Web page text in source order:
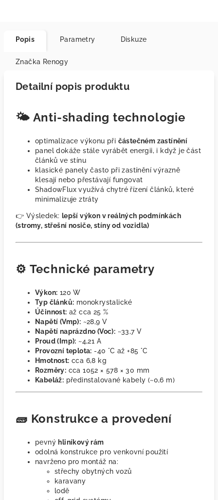
Popis Parametry Diskuze
Značka Renogy
Detailní popis produktu
🌤️ Anti-shading technologie
optimalizace výkonu při částečném zastínění
panel dokáže stále vyrábět energii, i když je část
článků ve stínu
klasické panely často při zastínění výrazně
klesají nebo přestávají fungovat
ShadowFlux využívá chytré řízení článků, které
minimalizuje ztráty
👉 Výsledek: lepší výkon v reálných podmínkách
(stromy, střešní nosiče, stíny od vozidla)
⚙️ Technické parametry
Výkon: 120 W
Typ článků: monokrystalické
Účinnost: až cca 25 %
Napětí (Vmp): ~28,9 V
Napětí naprázdno (Voc): ~33,7 V
Proud (Imp): ~4,21 A
Provozní teplota: -40 °C až +85 °C
Hmotnost: cca 6,8 kg
Rozměry: cca 1052 × 578 × 30 mm
Kabeláž: předinstalované kabely (~0,6 m)
🧱 Konstrukce a provedení
pevný hliníkový rám
odolná konstrukce pro venkovní použití
navrženo pro montáž na:
střechy obytných vozů
karavany
lodě